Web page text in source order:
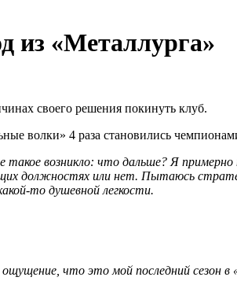
из «Металлурга»
своего решения покинуть клуб.
волки» 4 раза становились
такое возникло: что дальше? Я
должностях или нет. Пытаюсь
то душевной легкости.
что это мой последний сезон в